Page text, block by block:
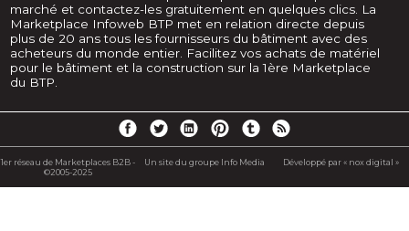
marché et contactez-les gratuitement en quelques clics. La
Marketplace Infoweb BTP met en relation directe depuis
plus de 20 ans tous les fournisseurs du bâtiment avec des
acheteurs du monde entier. Facilitez vos achats de matériel
pour le bâtiment et la construction sur la 1ère Marketplace
du BTP.
1er réseau de Marketplaces B2B -
©2005-2025
Un site du groupe Info Media Développé par « nox digital »